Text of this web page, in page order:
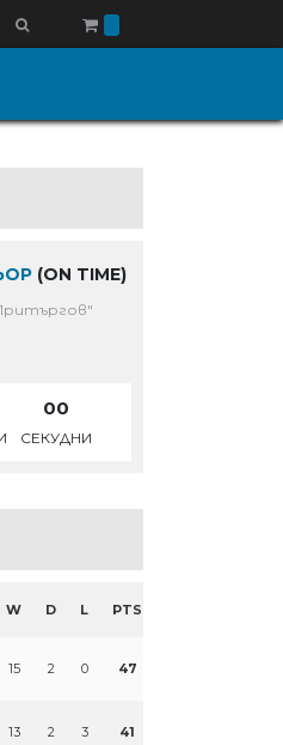
(ON TIME)
00
СЕКУДНИ
W D L PTS
15 2 0 47
13 2 3 41